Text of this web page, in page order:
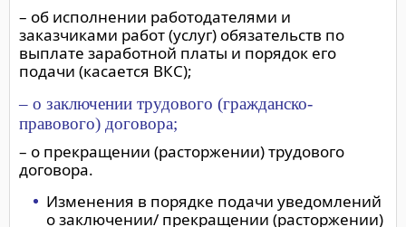
– об исполнении работодателями и
заказчиками работ (услуг) обязательств по
выплате заработной платы и порядок его
подачи (касается ВКС);
– о заключении трудового (гражданско-
правового) договора;
– о прекращении (расторжении) трудового
договора.
Изменения в порядке подачи уведомлений
о заключении/ прекращении (расторжении)